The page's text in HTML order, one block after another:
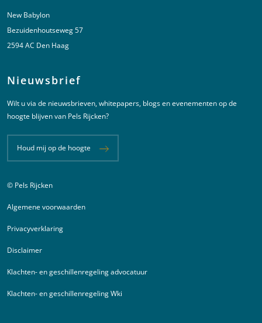
New Babylon
Bezuidenhoutseweg 57
2594 AC Den Haag
Nieuwsbrief
Wilt u via de nieuwsbrieven, whitepapers, blogs en evenementen op de
hoogte blijven van Pels Rijcken?
Houd mij op de hoogte
Juridische informatie
© Pels Rijcken
Algemene voorwaarden
Privacyverklaring
Disclaimer
Klachten- en geschillenregeling advocatuur
Klachten- en geschillenregeling Wki